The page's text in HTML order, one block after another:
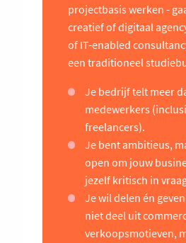
projectbasis werken -
creatief of digitaal
of IT-enabled
een traditioneel
Je bedrijf telt meer
medewerkers
freelancers).
Je bent ambitieus,
open om jouw
jezelf kritisch in
Je wil delen én
niet deel uit
verkoopsmotieven,